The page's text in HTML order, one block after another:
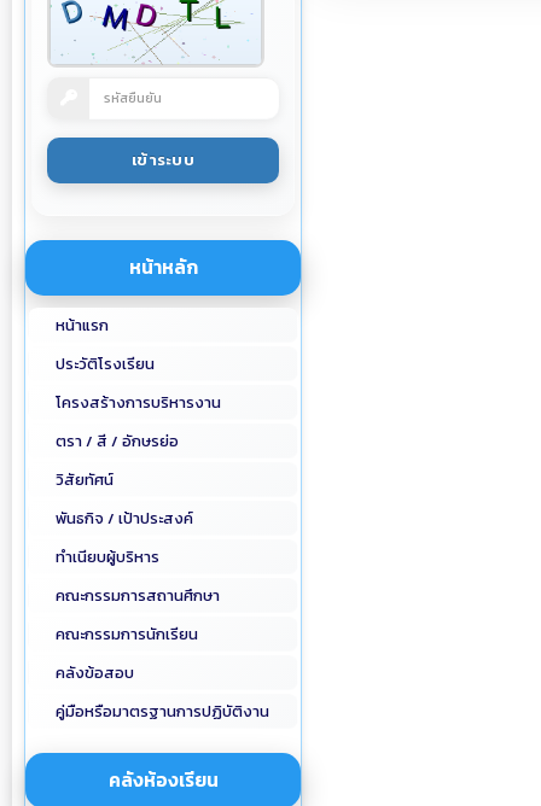
หน้าหลัก
หน้าแรก
ประวัติโรงเรียน
โครงสร้างการบริหารงาน
ตรา / สี / อักษรย่อ
วิสัยทัศน์
พันธกิจ / เป้าประสงค์
ทำเนียบผู้บริหาร
คณะกรรมการสถานศึกษา
คณะกรรมการนักเรียน
คลังข้อสอบ
คู่มือหรือมาตรฐานการปฏิบัติงาน
คลังห้องเรียน